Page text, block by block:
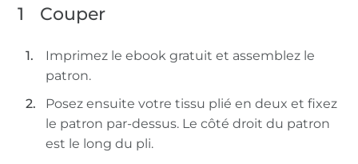
1 Couper
Imprimez le ebook gratuit et assemblez le
patron.
Posez ensuite votre tissu plié en deux et fixez
le patron par-dessus. Le côté droit du patron
est le long du pli.